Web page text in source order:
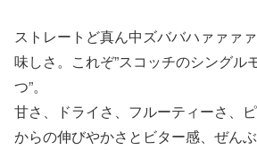
ストレートど真ん中ズババハァァァ
味しさ。これぞ”スコッチのシングル
つ”。
甘さ、ドライさ、フルーティーさ、ピ
からの伸びやかさとビター感、ぜん